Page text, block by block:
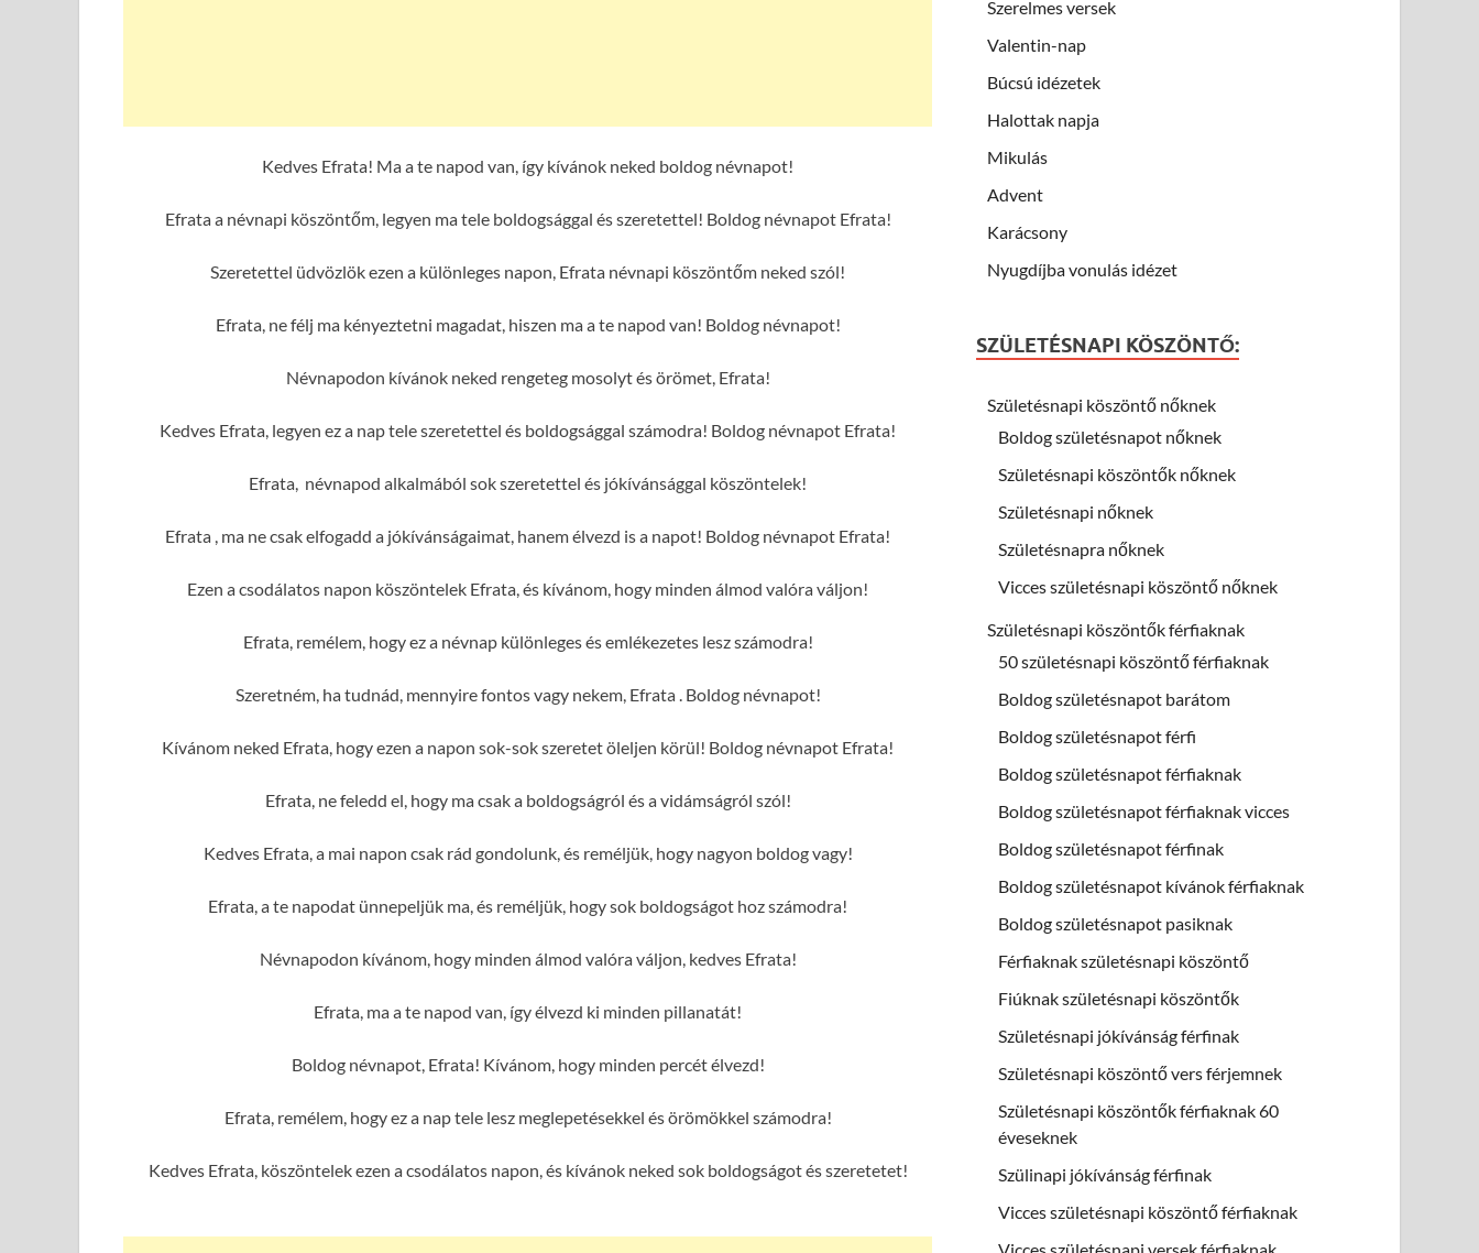
Kedves Efrata! Ma a te napod van, így kívánok neked boldog névnapot!
Efrata a névnapi köszöntőm, legyen ma tele boldogsággal és szeretettel! Boldog névnapot Efrata!
Szeretettel üdvözlök ezen a különleges napon, Efrata névnapi köszöntőm neked szól!
Efrata, ne félj ma kényeztetni magadat, hiszen ma a te napod van! Boldog névnapot!
Névnapodon kívánok neked rengeteg mosolyt és örömet, Efrata!
Kedves Efrata, legyen ez a nap tele szeretettel és boldogsággal számodra! Boldog névnapot Efrata!
Efrata, névnapod alkalmából sok szeretettel és jókívánsággal köszöntelek!
Efrata , ma ne csak elfogadd a jókívánságaimat, hanem élvezd is a napot! Boldog névnapot Efrata!
Ezen a csodálatos napon köszöntelek Efrata, és kívánom, hogy minden álmod valóra váljon!
Efrata, remélem, hogy ez a névnap különleges és emlékezetes lesz számodra!
Szeretném, ha tudnád, mennyire fontos vagy nekem, Efrata . Boldog névnapot!
Kívánom neked Efrata, hogy ezen a napon sok-sok szeretet öleljen körül! Boldog névnapot Efrata!
Efrata, ne feledd el, hogy ma csak a boldogságról és a vidámságról szól!
Kedves Efrata, a mai napon csak rád gondolunk, és reméljük, hogy nagyon boldog vagy!
Efrata, a te napodat ünnepeljük ma, és reméljük, hogy sok boldogságot hoz számodra!
Névnapodon kívánom, hogy minden álmod valóra váljon, kedves Efrata!
Efrata, ma a te napod van, így élvezd ki minden pillanatát!
Boldog névnapot, Efrata! Kívánom, hogy minden percét élvezd!
Efrata, remélem, hogy ez a nap tele lesz meglepetésekkel és örömökkel számodra!
Kedves Efrata, köszöntelek ezen a csodálatos napon, és kívánok neked sok boldogságot és szeretetet!
Szerelmes versek
Valentin-nap
Búcsú idézetek
Halottak napja
Mikulás
Advent
Karácsony
Nyugdíjba vonulás idézet
SZÜLETÉSNAPI KÖSZÖNTŐ:
Születésnapi köszöntő nőknek
Boldog születésnapot nőknek
Születésnapi köszöntők nőknek
Születésnapi nőknek
Születésnapra nőknek
Vicces születésnapi köszöntő nőknek
Születésnapi köszöntők férfiaknak
50 születésnapi köszöntő férfiaknak
Boldog születésnapot barátom
Boldog születésnapot férfi
Boldog születésnapot férfiaknak
Boldog születésnapot férfiaknak vicces
Boldog születésnapot férfinak
Boldog születésnapot kívánok férfiaknak
Boldog születésnapot pasiknak
Férfiaknak születésnapi köszöntő
Fiúknak születésnapi köszöntők
Születésnapi jókívánság férfinak
Születésnapi köszöntő vers férjemnek
Születésnapi köszöntők férfiaknak 60
éveseknek
Szülinapi jókívánság férfinak
Vicces születésnapi köszöntő férfiaknak